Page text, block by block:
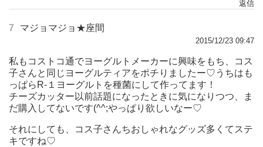
返信
7 マジョマジョ★座間
2015/12/23 09:47
私もコストコ通でヨーグルトメーカーに興味をもち、コス
子さんと同じヨーグルティアをポチりましたー♡うちはも
っぱらR-１ヨーグルトを種菌にして作ってます！
チーズカッター以前話題になったときに気になりつつ、ま
だ購入してないです(^^;やっぱり欲しいなー♡
それにしても、コス子さんちおしゃれなグッズ多くてステ
キですね♡